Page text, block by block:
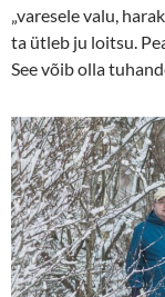
„varesele valu,
ta ütleb ju loitsu.
See võib olla